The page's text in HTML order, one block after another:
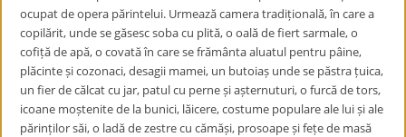
ocupat de opera părintelui. Urmează camera tradițională, în care a
copilărit, unde se găsesc soba cu plită, o oală de fiert sarmale, o
cofiță de apă, o covată în care se frământa aluatul pentru pâine,
plăcinte și cozonaci, desagii mamei, un butoiaș unde se păstra țuica,
un fier de călcat cu jar, patul cu perne și așternuturi, o furcă de tors,
icoane moștenite de la bunici, lăicere, costume populare ale lui și ale
părinților săi, o ladă de zestre cu cămăși, prosoape și fețe de masă